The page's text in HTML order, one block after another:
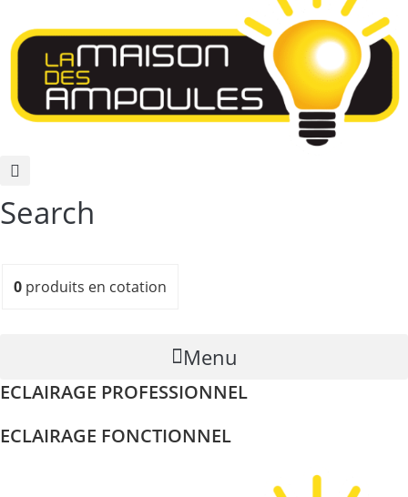
Search
0 produits en cotation
Menu
ECLAIRAGE PROFESSIONNEL
ECLAIRAGE FONCTIONNEL